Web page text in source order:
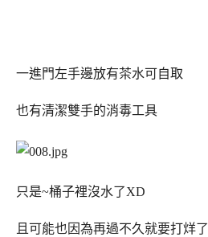
一進門左手邊放有茶水可自取
也有清潔雙手的消毒工具
只是~桶子裡沒水了XD
且可能也因為再過不久就要打烊了